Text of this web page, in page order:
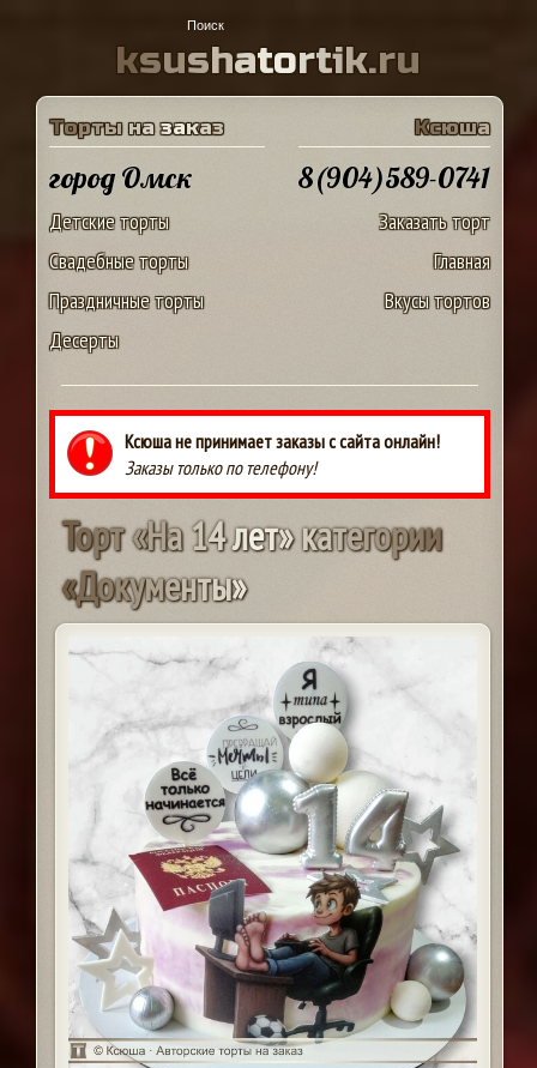
ksushatortik.ru
Торты на заказ
город Омск
Детские торты
Свадебные торты
Праздничные торты
Десерты
Ксюша
8(904)589-0741
Заказать торт
Главная
Вкусы тортов
Ксюша не принимает заказы с сайта онлайн!
Заказы только по телефону!
Торт«На 14лет»категории
«Документы»